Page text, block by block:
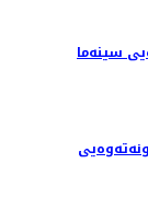
سینه‌ما